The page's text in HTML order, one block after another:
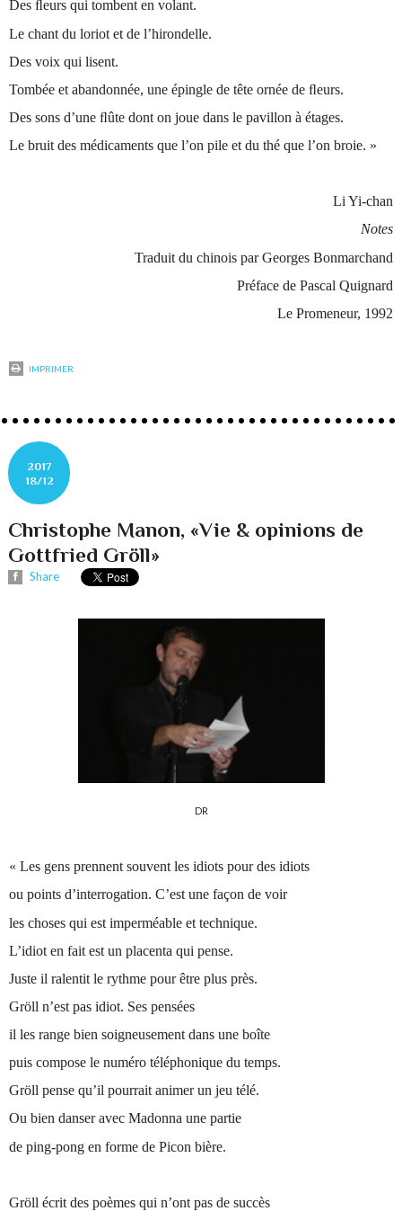
Des ﬂeurs qui tombent en volant.
Le chant du loriot et de l’hirondelle.
Des voix qui lisent.
Tombée et abandonnée, une épingle de tête ornée de ﬂeurs.
Des sons d’une ﬂûte dont on joue dans le pavillon à étages.
Le bruit des médicaments que l’on pile et du thé que l’on broie. »
Li Yi-chan
Notes
Traduit du chinois par Georges Bonmarchand
Préface de Pascal Quignard
Le Promeneur, 1992
IMPRIMER
2017
18/12
Christophe Manon, «Vie & opinions de
Gottfried Gröll»
Share
DR
« Les gens prennent souvent les idiots pour des idiots
ou points d’interrogation. C’est une façon de voir
les choses qui est imperméable et technique.
L’idiot en fait est un placenta qui pense.
Juste il ralentit le rythme pour être plus près.
Gröll n’est pas idiot. Ses pensées
il les range bien soigneusement dans une boîte
puis compose le numéro téléphonique du temps.
Gröll pense qu’il pourrait animer un jeu télé.
Ou bien danser avec Madonna une partie
de ping-pong en forme de Picon bière.
Gröll écrit des poèmes qui n’ont pas de succès